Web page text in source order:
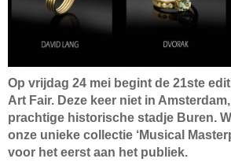
Op vrijdag 24 mei begint de 21ste
Art Fair. Deze keer niet in
prachtige historische stadje Buren.
onze unieke collectie ‘Musical
voor het eerst aan het publiek.